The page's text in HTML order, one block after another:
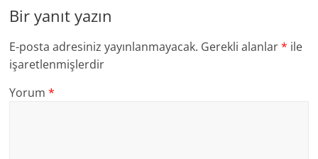
Bir yanıt yazın
E-posta adresiniz yayınlanmayacak. Gerekli alanlar* ile
işaretlenmişlerdir
Yorum*